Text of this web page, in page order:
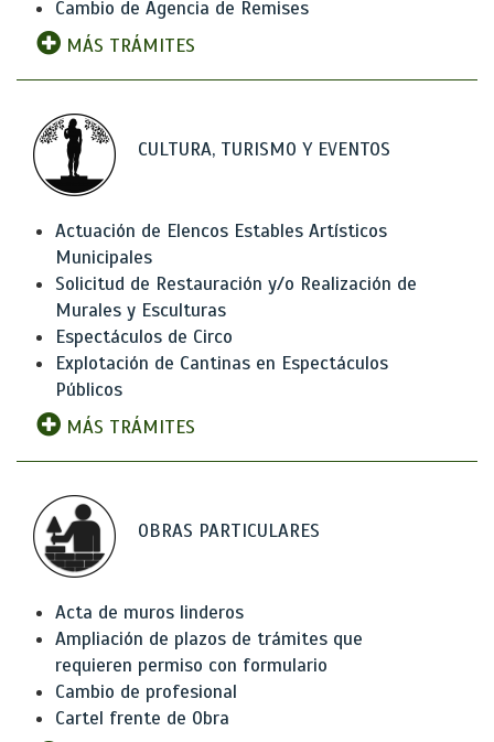
Cambio de Agencia de Remises
MÁS TRÁMITES
CULTURA, TURISMO Y EVENTOS
Actuación de Elencos Estables Artísticos
Municipales
Solicitud de Restauración y/o Realización de
Murales y Esculturas
Espectáculos de Circo
Explotación de Cantinas en Espectáculos
Públicos
MÁS TRÁMITES
OBRAS PARTICULARES
Acta de muros linderos
Ampliación de plazos de trámites que
requieren permiso con formulario
Cambio de profesional
Cartel frente de Obra